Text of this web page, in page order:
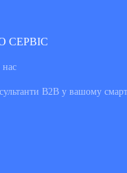
СЕРВІС
В2В у вашому